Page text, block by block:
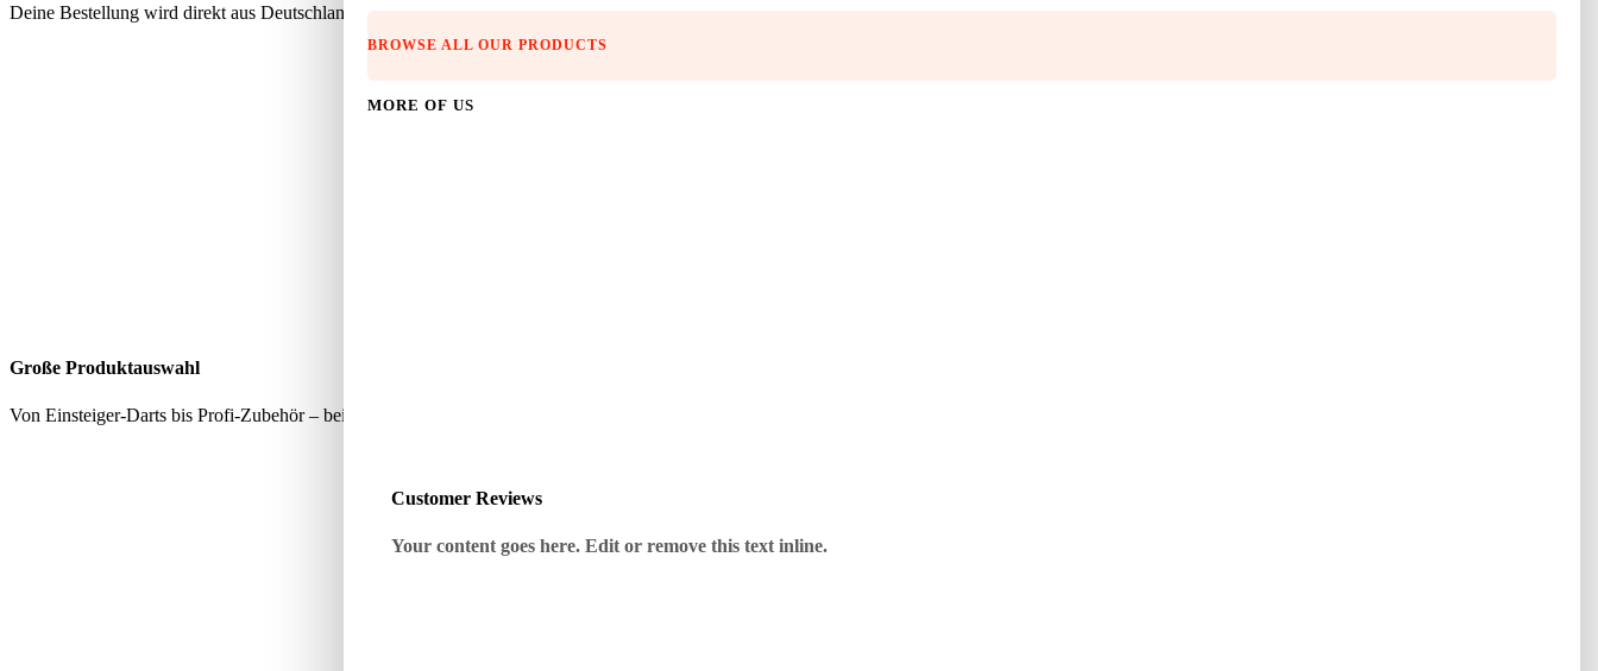
BROWSE ALL OUR PRODUCTS
MORE OF US
Customer Reviews
Your content goes here. Edit or remove this text inline.
Deine Bestellung wird direkt aus Deutschland verschickt – schnell, zuverlässig und gut verpackt.
Große Produktauswahl
Von Einsteiger-Darts bis Profi-Zubehör – bei uns findest du alles, was das Dart-Herz begehrt.